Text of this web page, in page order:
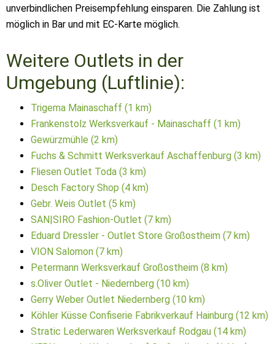
unverbindlichen Preisempfehlung einsparen. Die Zahlung ist
möglich in Bar und mit EC-Karte möglich.
Weitere Outlets in der
Umgebung (Luftlinie):
Trigema Mainaschaff (1 km)
Frankenstolz Werksverkauf - Mainaschaff (1 km)
Gewürzmühle (2 km)
Fuchs & Schmitt Werksverkauf Aschaffenburg (3 km)
Fliesen Outlet Toda (3 km)
Desch Factory Shop (4 km)
Gebr. Weis Outlet (5 km)
SAN‌|‌SIRO Fashion-Outlet (7 km)
Eduard Dressler - Outlet Store Großostheim (7 km)
VION Salomon (7 km)
Petermann Werksverkauf Großostheim (8 km)
s.Oliver Outlet - Niedernberg (10 km)
Gerry Weber Outlet Niedernberg (10 km)
Köhler Küsse Confiserie Fabrikverkauf Hainburg (12 km)
Stratic Lederwaren Werksverkauf Rodgau (14 km)